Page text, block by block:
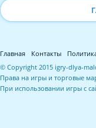
Главная Контакты
© Copyright 2015 igry-dlya-
Права на игры и торговые
При использовании игры с